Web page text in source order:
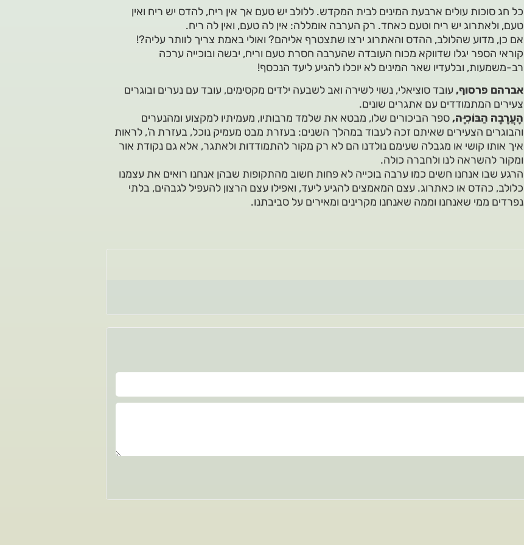
כל חג סוכות עולים ארבעת המינים לבית המקדש. ללולב יש טעם אך אין ריח, להדס יש ריח ואין
טעם, ולאתרוג יש ריח וטעם כאחד. רק הערבה אומללה: אין לה טעם, ואין לה ריח.
אם כן, מדוע שהלולב, ההדס והאתרוג ירצו שתצטרף אליהם? ואולי באמת צריך לוותר עליה?!
קוראי הספר יגלו שדווקא מכוח העובדה שהערבה חסרת טעם וריח, יבשה ובוכייה ערכה
רב-משמעות, ובלעדיו שאר המינים לא יוכלו להגיע ליעד הנכסף!
אברהם פרסוף,עובד סוציאלי, נשוי לשירה ואב לשבעה ילדים מקסימים, עובד עם נערים ובוגרים
צעירים המתמודדים עם אתגרים שונים.
הָעֲרָבָה הַבּוֹכִיָּה,ספר הביכורים שלו, מבטא את שלמד מרבותיו, מעמיתיו למקצוע ומהנערים
והבוגרים הצעירים שאיתם זכה לעבוד במהלך השנים: בעזרת מבט מעמיק נוכל, בעזרת ה', לראות
איך אותו קושי או מגבלה שעימם נולדנו הם לא רק מקור להתמודדות ולאתגר, אלא גם נקודת אור
ומקור להשראה לנו ולחברה כולה.
הרגע שבו אנחנו חשים כמו ערבה בוכייה לא פחות חשוב מהתקופות שבהן אנחנו רואים את עצמנו
כלולב, כהדס או כאתרוג. עצם המאמצים להגיע ליעד, ואפילו עצם הרצון להעפיל לגבהים, בלתי
נפרדים ממי שאנחנו וממה שאנחנו מקרינים ומאירים על סביבתנו.